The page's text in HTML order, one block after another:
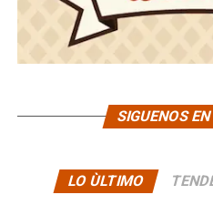
SIGUENOS
LO ÙLTIMO